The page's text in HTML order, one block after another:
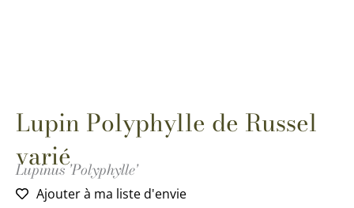
Lupin Polyphylle de Russel
varié
Lupinus 'Polyphylle'
Ajouter à ma liste d'envie